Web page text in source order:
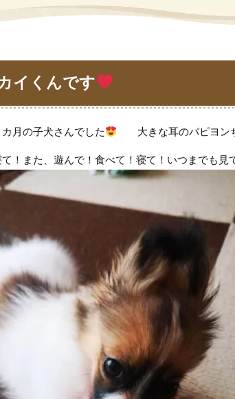
イくんです
月の子犬さんでした 大きな耳のパピヨン
！また、遊んで！食べて！寝て！いつまでも見